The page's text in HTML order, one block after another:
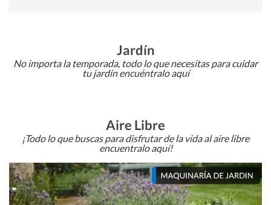
Jardín
No importa la temporada, todo lo que necesitas para cuidar
tu jardín encuéntralo aquí
Aire Libre
¡Todo lo que buscas para disfrutar de la vida al aire libre
encuentralo aquí!